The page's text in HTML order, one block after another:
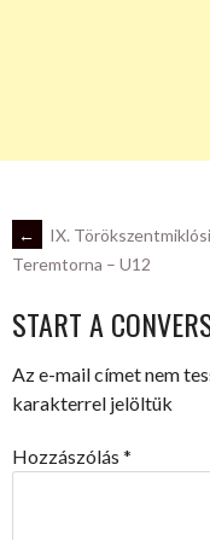
POST
NAVIGATION
←
IX.
Teremtorna – U12
START A
Az e-mail címet nem
karakterrel jelöltük
Hozzászólás *